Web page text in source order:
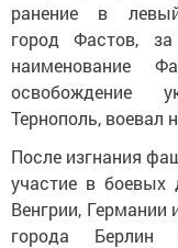
ранение в
город Фастов,
наименование
освобождение
Тернополь, воевал
После изгнания
участие в боевых
Венгрии, Германии
города